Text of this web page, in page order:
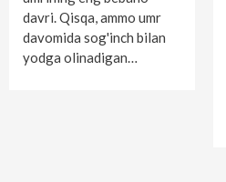
davri. Qisqa, ammo umr
davomida sog'inch bilan
yodga olinadigan…